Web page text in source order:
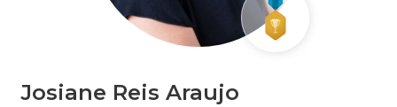
Josiane Reis Araujo